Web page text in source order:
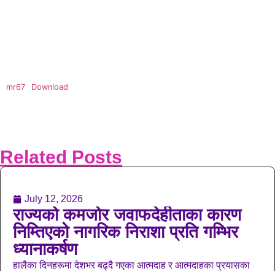
mr67 Download
Related Posts
July 12, 2026
राज्यको कमजोर जवाफदेहीताका कारण
निम्तिएको नागरिक निराशा प्रति गम्भिर
ध्यानाकर्षण
हालैका दिनहरूमा देशभर बढ्दै गएका आत्मदाह र आत्मदाहका प्रयासका